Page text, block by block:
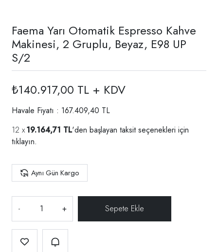
Faema Yarı Otomatik Espresso Kahve
Makinesi, 2 Gruplu, Beyaz, E98 UP
S/2
₺140.917,00 TL + KDV
Havale Fiyatı : 167.409,40 TL
19.164,71 TL'den başlayan taksit seçenekleri için
tıklayın.
Aynı Gün Kargo
- +